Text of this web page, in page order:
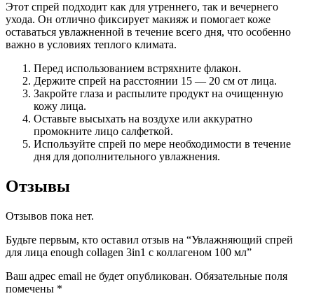
Этот спрей подходит как для утреннего, так и вечернего
ухода. Он отлично фиксирует макияж и помогает коже
оставаться увлажненной в течение всего дня, что особенно
важно в условиях теплого климата.
Перед использованием встряхните флакон.
Держите спрей на расстоянии 15 — 20 см от лица.
Закройте глаза и распылите продукт на очищенную
кожу лица.
Оставьте высыхать на воздухе или аккуратно
промокните лицо салфеткой.
Используйте спрей по мере необходимости в течение
дня для дополнительного увлажнения.
Отзывы
Отзывов пока нет.
Будьте первым, кто оставил отзыв на “Увлажняющий спрей
для лица enough collagen 3in1 с коллагеном 100 мл”
Ваш адрес email не будет опубликован. Обязательные поля
помечены *